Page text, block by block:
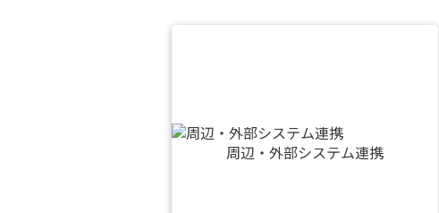
周辺・外部システム連携